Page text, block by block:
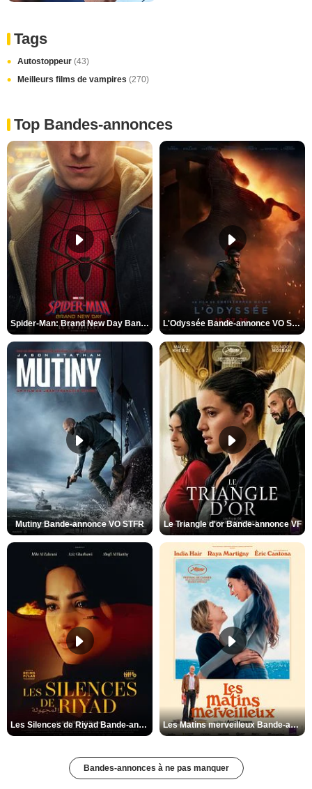
Tags
Autostoppeur (43)
Meilleurs films de vampires (270)
Top Bandes-annonces
Spider-Man: Brand New Day Bande-annonce VO STFR L'Odyssée Bande-annonce VO STFR
Mutiny Bande-annonce VO STFR Le Triangle d'or Bande-annonce VF
Les Silences de Riyad Bande-annonce VO STFR Les Matins merveilleux Bande-annonce VF
Bandes-annonces à ne pas manquer